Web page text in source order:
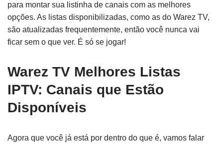
para montar sua listinha de canais com as melhores
opções. As listas disponibilizadas, como as do Warez TV,
são atualizadas frequentemente, então você nunca vai
ficar sem o que ver. É só se jogar!
Warez TV Melhores Listas
IPTV: Canais que Estão
Disponíveis
Agora que você já está por dentro do que é, vamos falar